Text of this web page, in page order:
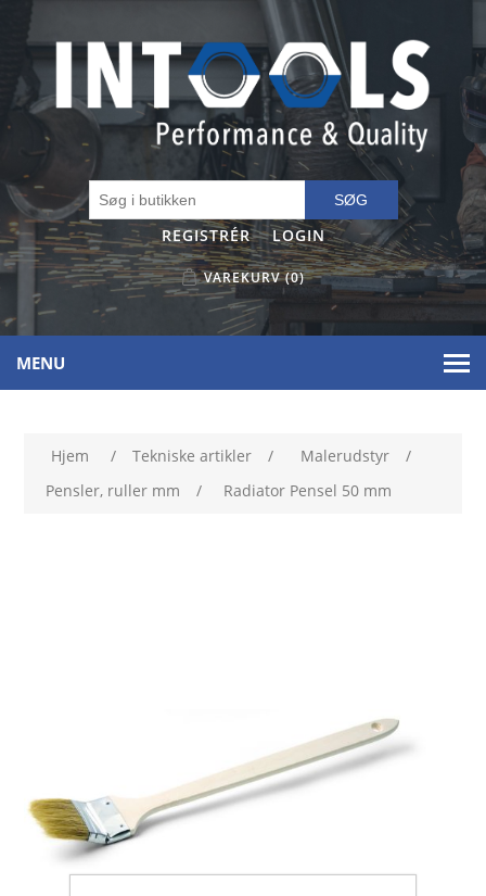
SØG
REGISTRÉR LOGIN
VAREKURV (0)
MENU
Hjem / Tekniske artikler / Malerudstyr
/
Pensler, ruller mm
/ Radiator Pensel 50 mm